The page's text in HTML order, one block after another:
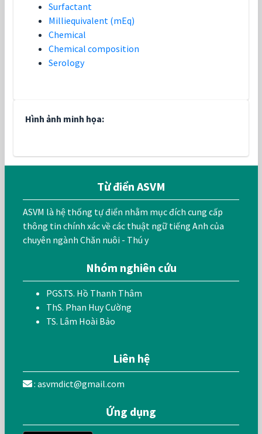
Surfactant
Milliequivalent (mEq)
Chemical
Chemical composition
Serology
Hình ảnh minh họa:
Từ điển ASVM
ASVM là hệ thống tự điển nhằm mục đích cung cấp
thông tin chính xác về các thuật ngữ tiếng Anh của
chuyên ngành Chăn nuôi - Thú y
Nhóm nghiên cứu
PGS.TS. Hồ Thanh Thâm
ThS. Phan Huy Cường
TS. Lâm Hoài Bảo
Liên hệ
: asvmdict@gmail.com
Ứng dụng